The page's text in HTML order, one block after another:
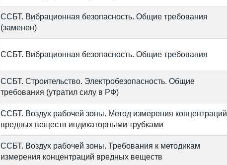
ССБТ. Вибрационная безопасность. Общие требования
(заменен)
ССБТ. Вибрационная безопасность. Общие требования
ССБТ. Строительство. Электробезопасность. Общие
требования (утратил силу в РФ)
ССБТ. Воздух рабочей зоны. Метод измерения концентраций
вредных веществ индикаторными трубками
ССБТ. Воздух рабочей зоны. Требования к методикам
измерения концентраций вредных веществ